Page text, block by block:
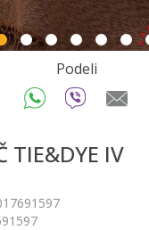
1 2 3 4 5 6
Podeli
TIE&DYE IV